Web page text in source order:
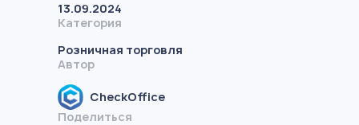
13.09.2024
Категория
Розничная торговля
Автор
CheckOffice
Поделиться